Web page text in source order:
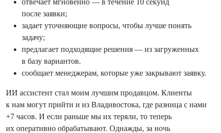
отвечает мгновенно — в течение 10 секунд
после заявки;
задает уточняющие вопросы, чтобы лучше понять
задачу;
предлагает подходящие решения — из загруженных
в базу вариантов.
сообщает менеджерам, которые уже закрывают заявку.
ИИ ассистент стал моим лучшим продавцом. Клиенты
к нам могут прийти и из Владивостока, где разница с нами
+7 часов. И если раньше мы их теряли, то теперь
их оперативно обрабатывают. Однажды, за ночь